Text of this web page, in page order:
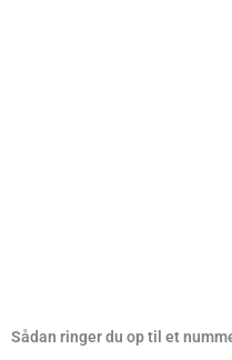
Sådan ringer du op til et